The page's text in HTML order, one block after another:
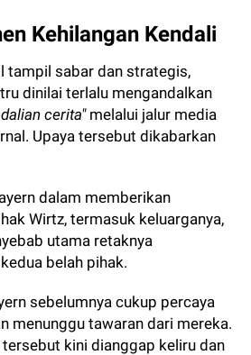
Kehilangan Kendali
tampil sabar dan strategis,
dinilai terlalu mengandalkan
cerita"melalui jalur media
Upaya tersebut dikabarkan
dalam memberikan
Wirtz, termasuk keluarganya,
utama retaknya
belah pihak.
sebelumnya cukup percaya
menunggu tawaran dari mereka.
kini dianggap keliru dan